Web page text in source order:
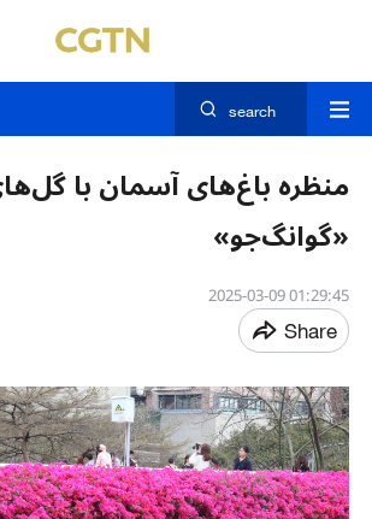
search
منظره باغ‌های آسمان با
«گوانگ‌جو»
01:29:45 2025-03-09
Share